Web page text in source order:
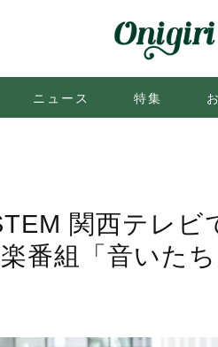
ニュース 特集
関西テレビ
番組「音いた